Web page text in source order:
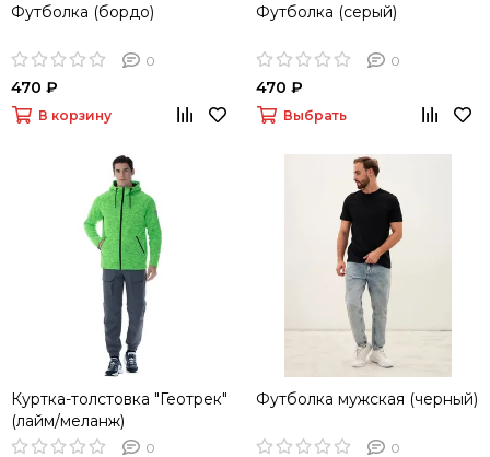
Футболка (бордо)
0
470 ₽
В корзину
Футболка (серый)
0
470 ₽
Выбрать
Куртка-толстовка "Геотрек"
(лайм/меланж)
0
Футболка мужская (черный)
0